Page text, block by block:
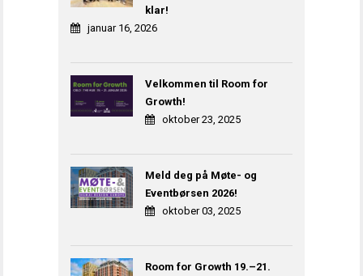
klar!
januar 16, 2026
Velkommen til Room for
Growth!
oktober 23, 2025
Meld deg på Møte- og
Eventbørsen 2026!
oktober 03, 2025
Room for Growth 19.–21.